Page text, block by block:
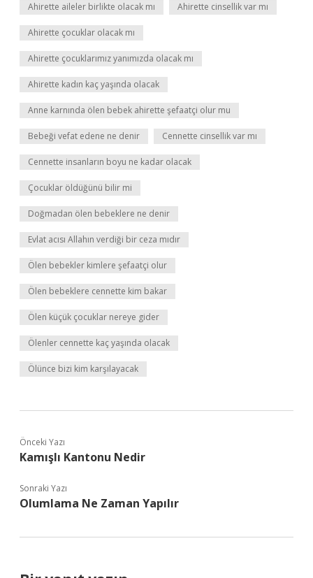
Ahirette aileler birlikte olacak mı Ahirette cinsellik var mı
Ahirette çocuklar olacak mı
Ahirette çocuklarımız yanımızda olacak mı
Ahirette kadın kaç yaşında olacak
Anne karnında ölen bebek ahirette şefaatçi olur mu
Bebeği vefat edene ne denir Cennette cinsellik var mı
Cennette insanların boyu ne kadar olacak
Çocuklar öldüğünü bilir mi
Doğmadan ölen bebeklere ne denir
Evlat acısı Allahın verdiği bir ceza mıdır
Ölen bebekler kimlere şefaatçi olur
Ölen bebeklere cennette kim bakar
Ölen küçük çocuklar nereye gider
Ölenler cennette kaç yaşında olacak
Ölünce bizi kim karşılayacak
Önceki Yazı
Kamışlı Kantonu Nedir
Sonraki Yazı
Olumlama Ne Zaman Yapılır